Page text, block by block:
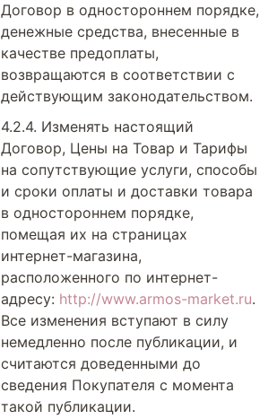
Договор в одностороннем порядке,
денежные средства, внесенные в
качестве предоплаты,
возвращаются в соответствии с
действующим законодательством.
Изменять настоящий
Договор, Цены на Товар и Тарифы
на сопутствующие услуги, способы
и сроки оплаты и доставки товара
в одностороннем порядке,
помещая их на страницах
интернет-магазина,
расположенного по интернет-
адресу: http://www.armos-market.ru.
Все изменения вступают в силу
немедленно после публикации, и
считаются доведенными до
сведения Покупателя с момента
такой публикации.